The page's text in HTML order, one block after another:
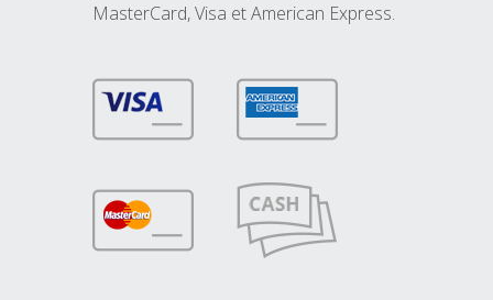
MasterCard, Visa et American Express.